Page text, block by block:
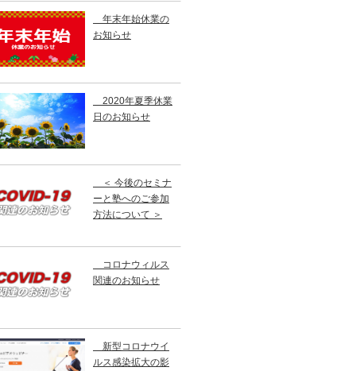
年末年始休業の
お知らせ
2020年夏季休業
日のお知らせ
＜ 今後のセミナ
ーと塾へのご参加
方法について ＞
コロナウィルス
関連のお知らせ
新型コロナウイ
ルス感染拡大の影